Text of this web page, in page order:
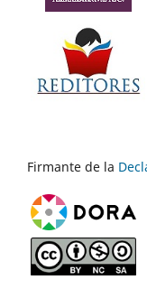
Firmante de la